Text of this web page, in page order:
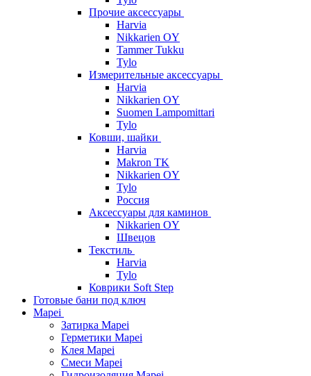
Прочие аксессуары
Harvia
Nikkarien OY
Tammer Tukku
Tylo
Измерительные аксессуары
Harvia
Nikkarien OY
Suomen Lampomittari
Tylo
Ковши, шайки
Harvia
Makron TK
Nikkarien OY
Tylo
Россия
Аксессуары для каминов
Nikkarien OY
Швецов
Текстиль
Harvia
Tylo
Коврики Soft Step
Готовые бани под ключ
Mapei
Затирка Mapei
Герметики Mapei
Клея Mapei
Смеси Mapei